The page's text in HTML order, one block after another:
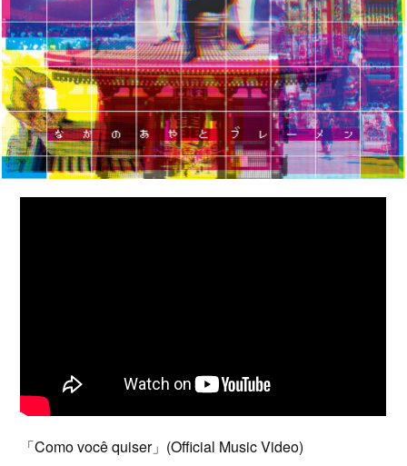
「Como você quiser」(Official Music Video)